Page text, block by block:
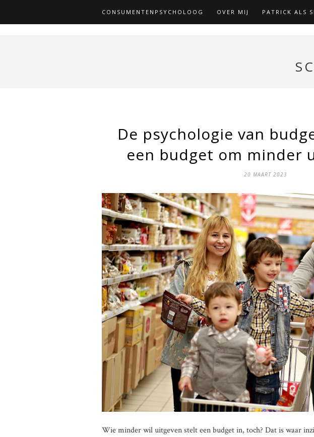
CONSUMENTENPSYCHOLOOG OVER MIJ PATRICK ALS
De psychologie van
een budget om minder
20 MAART 2023
Wie minder wil uitgeven stelt een budget in, toch? Dat is waar